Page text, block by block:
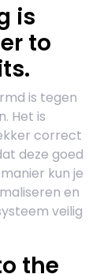
is
to
is tegen
Het is
correct
deze goed
kun je
en
veilig
the